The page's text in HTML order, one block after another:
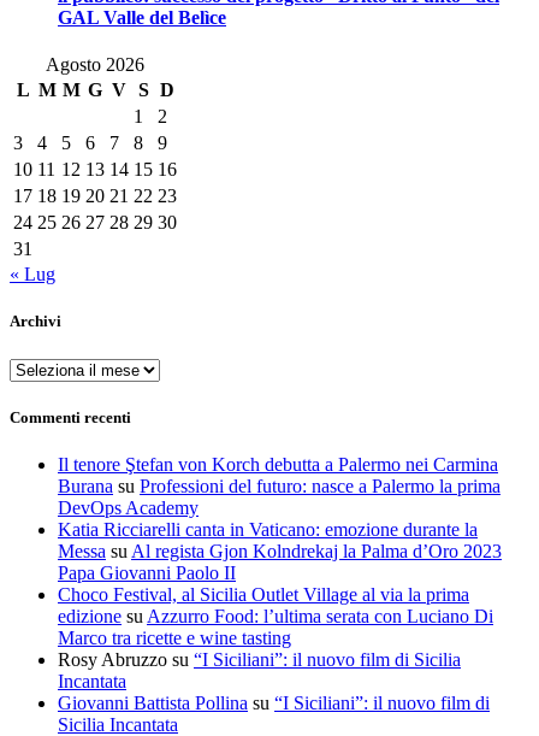
GAL Valle del Belìce
Agosto 2026
L M M G V S D
1
2
3
4 5 6 7 8
9
10 11 12 13 14 15 16
17 18 19 20 21 22 23
24 25 26 27 28 29 30
31
« Lug
Archivi
Archivi
Commenti recenti
Il tenore Ştefan von Korch debutta a Palermo nei Carmina
Burana su Professioni del futuro: nasce a Palermo la prima
DevOps Academy
Katia Ricciarelli canta in Vaticano: emozione durante la
Messa su Al regista Gjon Kolndrekaj la Palma d’Oro 2023
Papa Giovanni Paolo II
Choco Festival, al Sicilia Outlet Village al via la prima
edizione su Azzurro Food: l’ultima serata con Luciano Di
Marco tra ricette e wine tasting
Rosy Abruzzo su “I Siciliani”: il nuovo film di Sicilia
Incantata
Giovanni Battista Pollina su “I Siciliani”: il nuovo film di
Sicilia Incantata